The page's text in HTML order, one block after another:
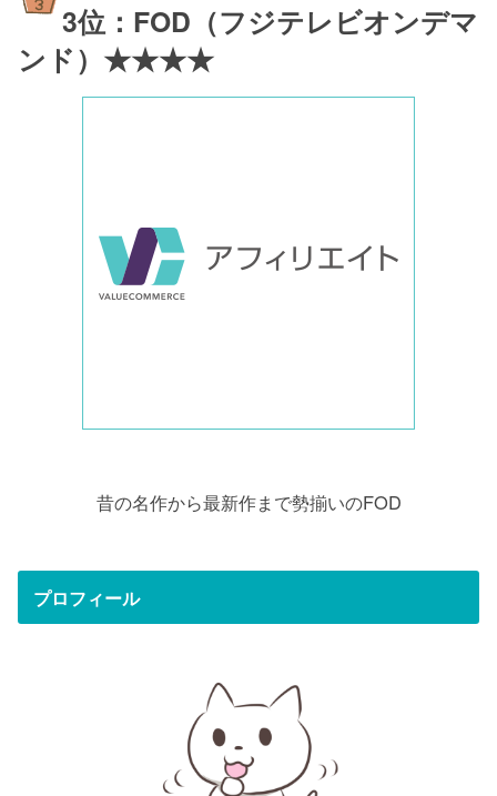
3位：FOD（フジテレビオンデマ
ンド）★★★★
昔の名作から最新作まで勢揃いのFOD
プロフィール